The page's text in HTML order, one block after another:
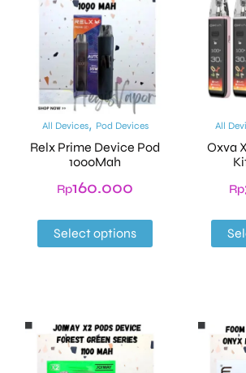
All Devices, Pod Devices
Relx Prime Device Pod
1000Mah
Rp160.000
Select options
All
Oxva
Rp